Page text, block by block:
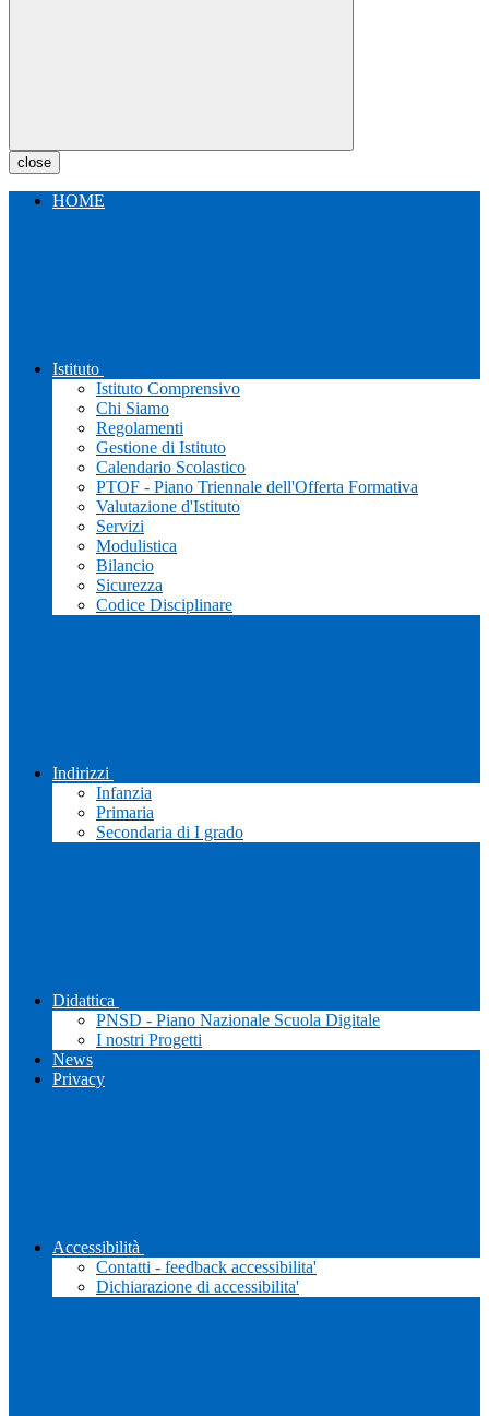
close
HOME
Istituto
Istituto Comprensivo
Chi Siamo
Regolamenti
Gestione di Istituto
Calendario Scolastico
PTOF - Piano Triennale dell'Offerta Formativa
Valutazione d'Istituto
Servizi
Modulistica
Bilancio
Sicurezza
Codice Disciplinare
Indirizzi
Infanzia
Primaria
Secondaria di I grado
Didattica
PNSD - Piano Nazionale Scuola Digitale
I nostri Progetti
News
Privacy
Accessibilità
Contatti - feedback accessibilita'
Dichiarazione di accessibilita'